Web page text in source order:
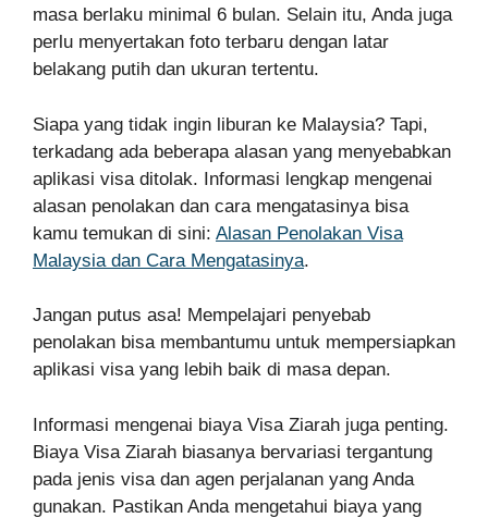
masa berlaku minimal 6 bulan. Selain itu, Anda juga
perlu menyertakan foto terbaru dengan latar
belakang putih dan ukuran tertentu.
Siapa yang tidak ingin liburan ke Malaysia? Tapi,
terkadang ada beberapa alasan yang menyebabkan
aplikasi visa ditolak. Informasi lengkap mengenai
alasan penolakan dan cara mengatasinya bisa
kamu temukan di sini: Alasan Penolakan Visa
Malaysia dan Cara Mengatasinya.
Jangan putus asa! Mempelajari penyebab
penolakan bisa membantumu untuk mempersiapkan
aplikasi visa yang lebih baik di masa depan.
Informasi mengenai biaya Visa Ziarah juga penting.
Biaya Visa Ziarah biasanya bervariasi tergantung
pada jenis visa dan agen perjalanan yang Anda
gunakan. Pastikan Anda mengetahui biaya yang